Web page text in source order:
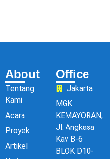
About
Tentang
Kami
Acara
Proyek
Artikel
Office
Jakarta
MGK
KEMAYORAN,
Jl. Angkasa
Kav B-6
BLOK D10-